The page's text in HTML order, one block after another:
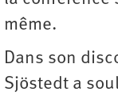
même.
Dans son
Sjöstedt a